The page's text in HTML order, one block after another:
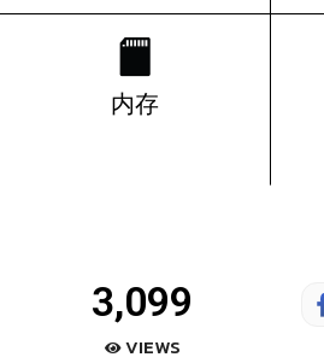
内存
3,099
VIEWS